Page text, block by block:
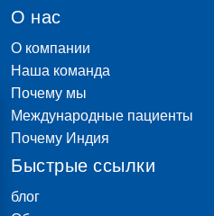
О нас
О компании
Наша команда
Почему мы
Международные пациенты
Почему Индия
Быстрые ссылки
блог